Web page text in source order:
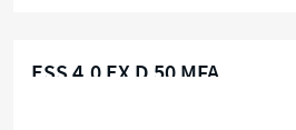
ESS 4,0 EX D 50 MFA